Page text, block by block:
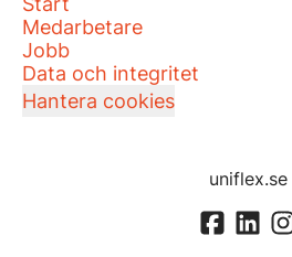
Medarbetare
Jobb
Data och integritet
Hantera cookies
uniflex.se